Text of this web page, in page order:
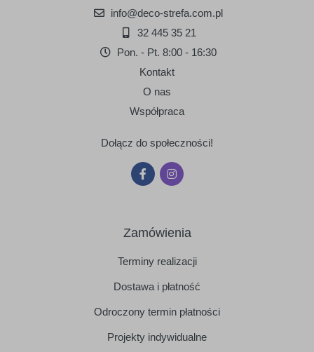
info@deco-strefa.com.pl
32 445 35 21
Pon. - Pt. 8:00 - 16:30
Kontakt
O nas
Współpraca
Dołącz do społeczności!
Zamówienia
Terminy realizacji
Dostawa i płatność
Odroczony termin płatności
Projekty indywidualne